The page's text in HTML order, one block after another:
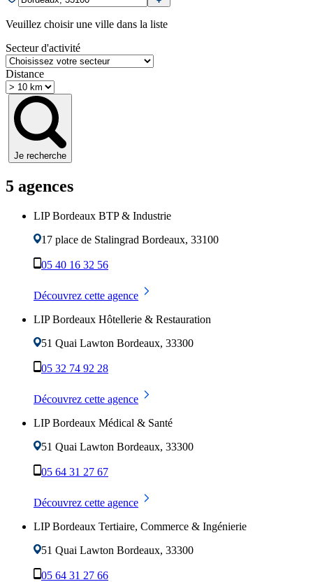
Veuillez choisir une ville dans la liste
Secteur d'activité
Distance
Je recherche
5 agences
LIP Bordeaux BTP & Industrie
17 place de Stalingrad Bordeaux, 33100
05 40 16 32 56
Découvrez cette agence
LIP Bordeaux Hôtellerie & Restauration
51 Quai Lawton Bordeaux, 33300
05 32 74 92 28
Découvrez cette agence
LIP Bordeaux Médical & Santé
51 Quai Lawton Bordeaux, 33300
05 64 31 27 67
Découvrez cette agence
LIP Bordeaux Tertiaire, Commerce & Ingénierie
51 Quai Lawton Bordeaux, 33300
05 64 31 27 66